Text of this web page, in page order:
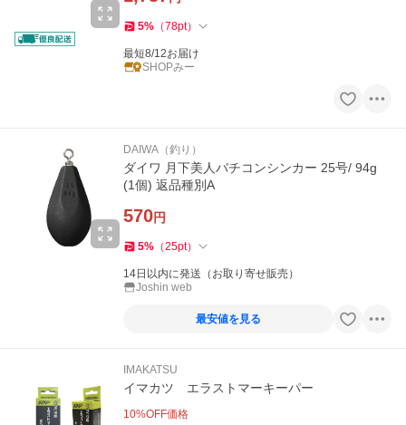
5% （78pt）
最短8/12お届け
SHOPみー
DAIWA（釣り）
ダイワ 月下美人バチコンシンカー 25号/ 94g
(1個) 返品種別A
570円
5% （25pt）
14日以内に発送（お取り寄せ販売）
Joshin web
最安値を見る
IMAKATSU
イマカツ エラストマーキーパー
10%OFF価格